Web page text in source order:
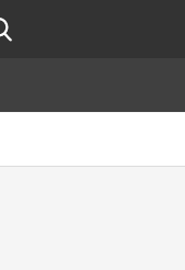
actions